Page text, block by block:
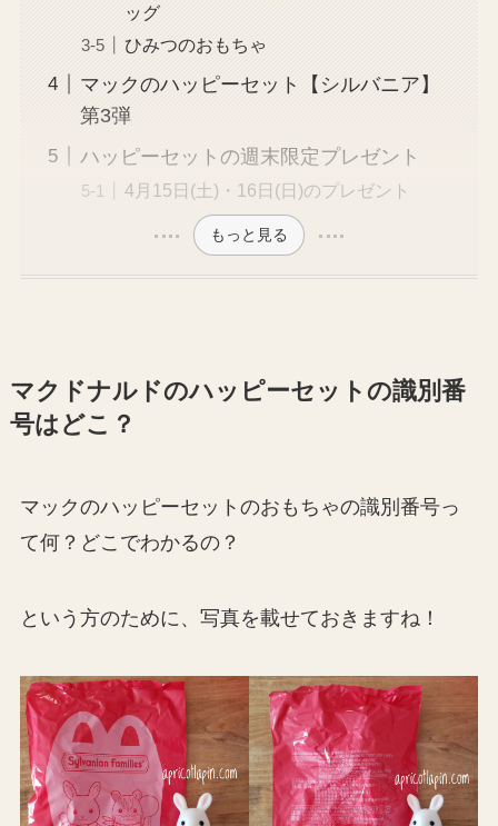
ッグ
ひみつのおもちゃ
マックのハッピーセット【シルバニア】
第3弾
ハッピーセットの週末限定プレゼント
4月15日(土)・16日(日)のプレゼント
もっと見る
マクドナルドのハッピーセットの識別番
号はどこ？
マックのハッピーセットのおもちゃの識別番号っ
て何？どこでわかるの？
という方のために、写真を載せておきますね！